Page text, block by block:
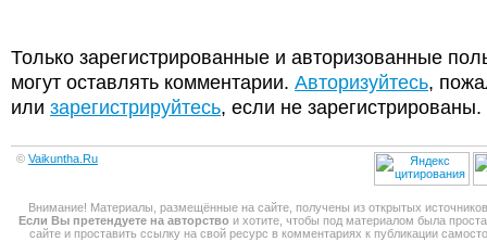
Только зарегистрированные и авторизованные
могут оставлять комментарии. Авторизуйтесь,
или зарегистрируйтесь, если не зарегистрированы.
© Vaikuntha.Ru
Внимание! Материалы, размещённые на сайте, получены из открытых
Если Вы претендуете на авторство и хотите, чтобы под материалом была
сайте и проставить ссылку на свой ресурс в комментариях к публикации